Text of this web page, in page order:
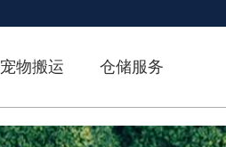
宠物搬运 仓储服务